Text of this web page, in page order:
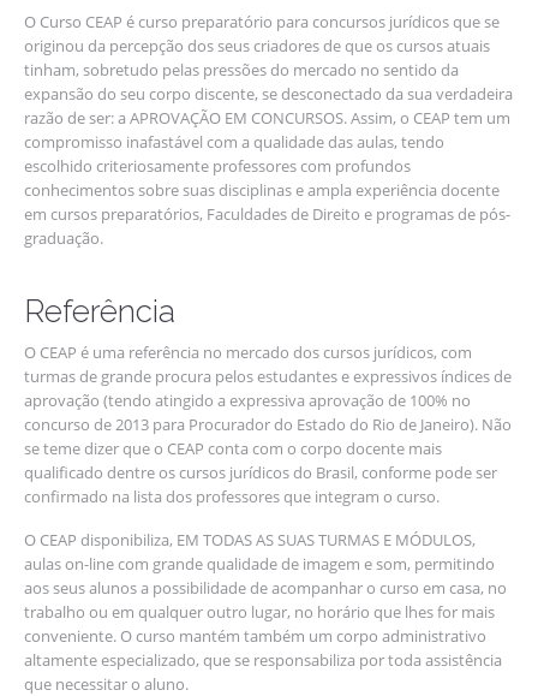
O Curso CEAP é curso preparatório para concursos jurídicos que se
originou da percepção dos seus criadores de que os cursos atuais
tinham, sobretudo pelas pressões do mercado no sentido da
expansão do seu corpo discente, se desconectado da sua verdadeira
razão de ser: a APROVAÇÃO EM CONCURSOS. Assim, o CEAP tem um
compromisso inafastável com a qualidade das aulas, tendo
escolhido criteriosamente professores com profundos
conhecimentos sobre suas disciplinas e ampla experiência docente
em cursos preparatórios, Faculdades de Direito e programas de pós-
graduação.
Referência
O CEAP é uma referência no mercado dos cursos jurídicos, com
turmas de grande procura pelos estudantes e expressivos índices de
aprovação (tendo atingido a expressiva aprovação de 100% no
concurso de 2013 para Procurador do Estado do Rio de Janeiro). Não
se teme dizer que o CEAP conta com o corpo docente mais
qualificado dentre os cursos jurídicos do Brasil, conforme pode ser
confirmado na lista dos professores que integram o curso.
O CEAP disponibiliza, EM TODAS AS SUAS TURMAS E MÓDULOS,
aulas on-line com grande qualidade de imagem e som, permitindo
aos seus alunos a possibilidade de acompanhar o curso em casa, no
trabalho ou em qualquer outro lugar, no horário que lhes for mais
conveniente. O curso mantém também um corpo administrativo
altamente especializado, que se responsabiliza por toda assistência
que necessitar o aluno.